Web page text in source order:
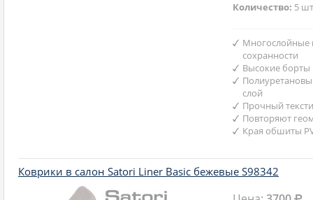
Количество: 5
Многослойные
сохранности
Высокие борты
слой
Прочный
Повторяют
Края обшиты
Коврики в салон Satori Liner Basic бежевые S98342